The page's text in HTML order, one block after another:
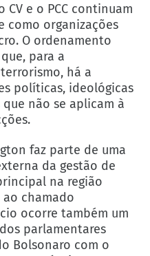
CV e o PCC continuam
como organizações
O ordenamento
para a
há a
políticas, ideológicas
não se aplicam à
faz parte de uma
da gestão de
na região
chamado
ocorre também um
parlamentares
Bolsonaro com o